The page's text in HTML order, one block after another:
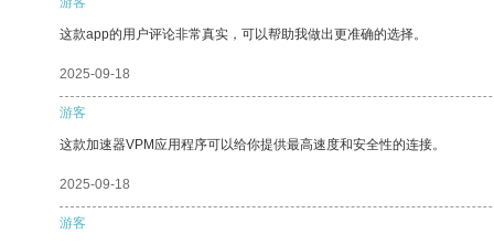
这款app的用户评论非常真实，可以帮助我做出更准确的选择。
2025-09-18
游客
这款加速器VPM应用程序可以给你提供最高速度和安全性的连接。
2025-09-18
游客